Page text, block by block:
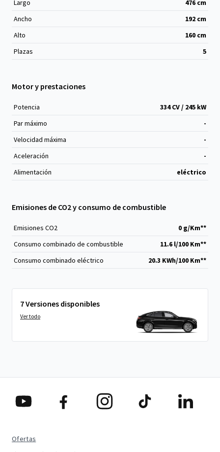
Largo 476 cm
Ancho
192 cm
Alto
160 cm
Plazas
5
Motor y prestaciones
Potencia
334 CV / 245 kW
Par máximo
-
Velocidad máxima
-
Aceleración
-
Alimentación
eléctrico
Emisiones de CO2 y consumo de combustible
Emisiones CO2
0 g/Km**
Consumo combinado de combustible
11.6 l/100 Km**
Consumo combinado eléctrico
20.3 KWh/100 Km**
7 Versiones disponibles
Ver todo
Ofertas